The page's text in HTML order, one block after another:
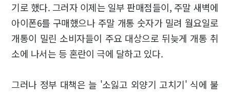
기로 했다. 그러자 이제는 일부 판매점들이, 주말 새벽에
아이폰6를 구매했으나 주말 개통 숫자가 밀려 월요일로
개통이 밀린 소비자들이 주요 대상으로 뒤늦게 개통 취
소에 나서는 등 혼란이 극에 달하고 있다.
그러나 정부 대책은 늘 '소잃고 외양기 고치기' 식에 불